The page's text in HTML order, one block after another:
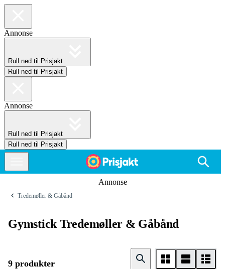
Annonse
Rull ned til Prisjakt
Rull ned til Prisjakt
Annonse
Rull ned til Prisjakt
Rull ned til Prisjakt
Annonse
Tredemøller & Gåbånd
Gymstick Tredemøller & Gåbånd
9 produkter